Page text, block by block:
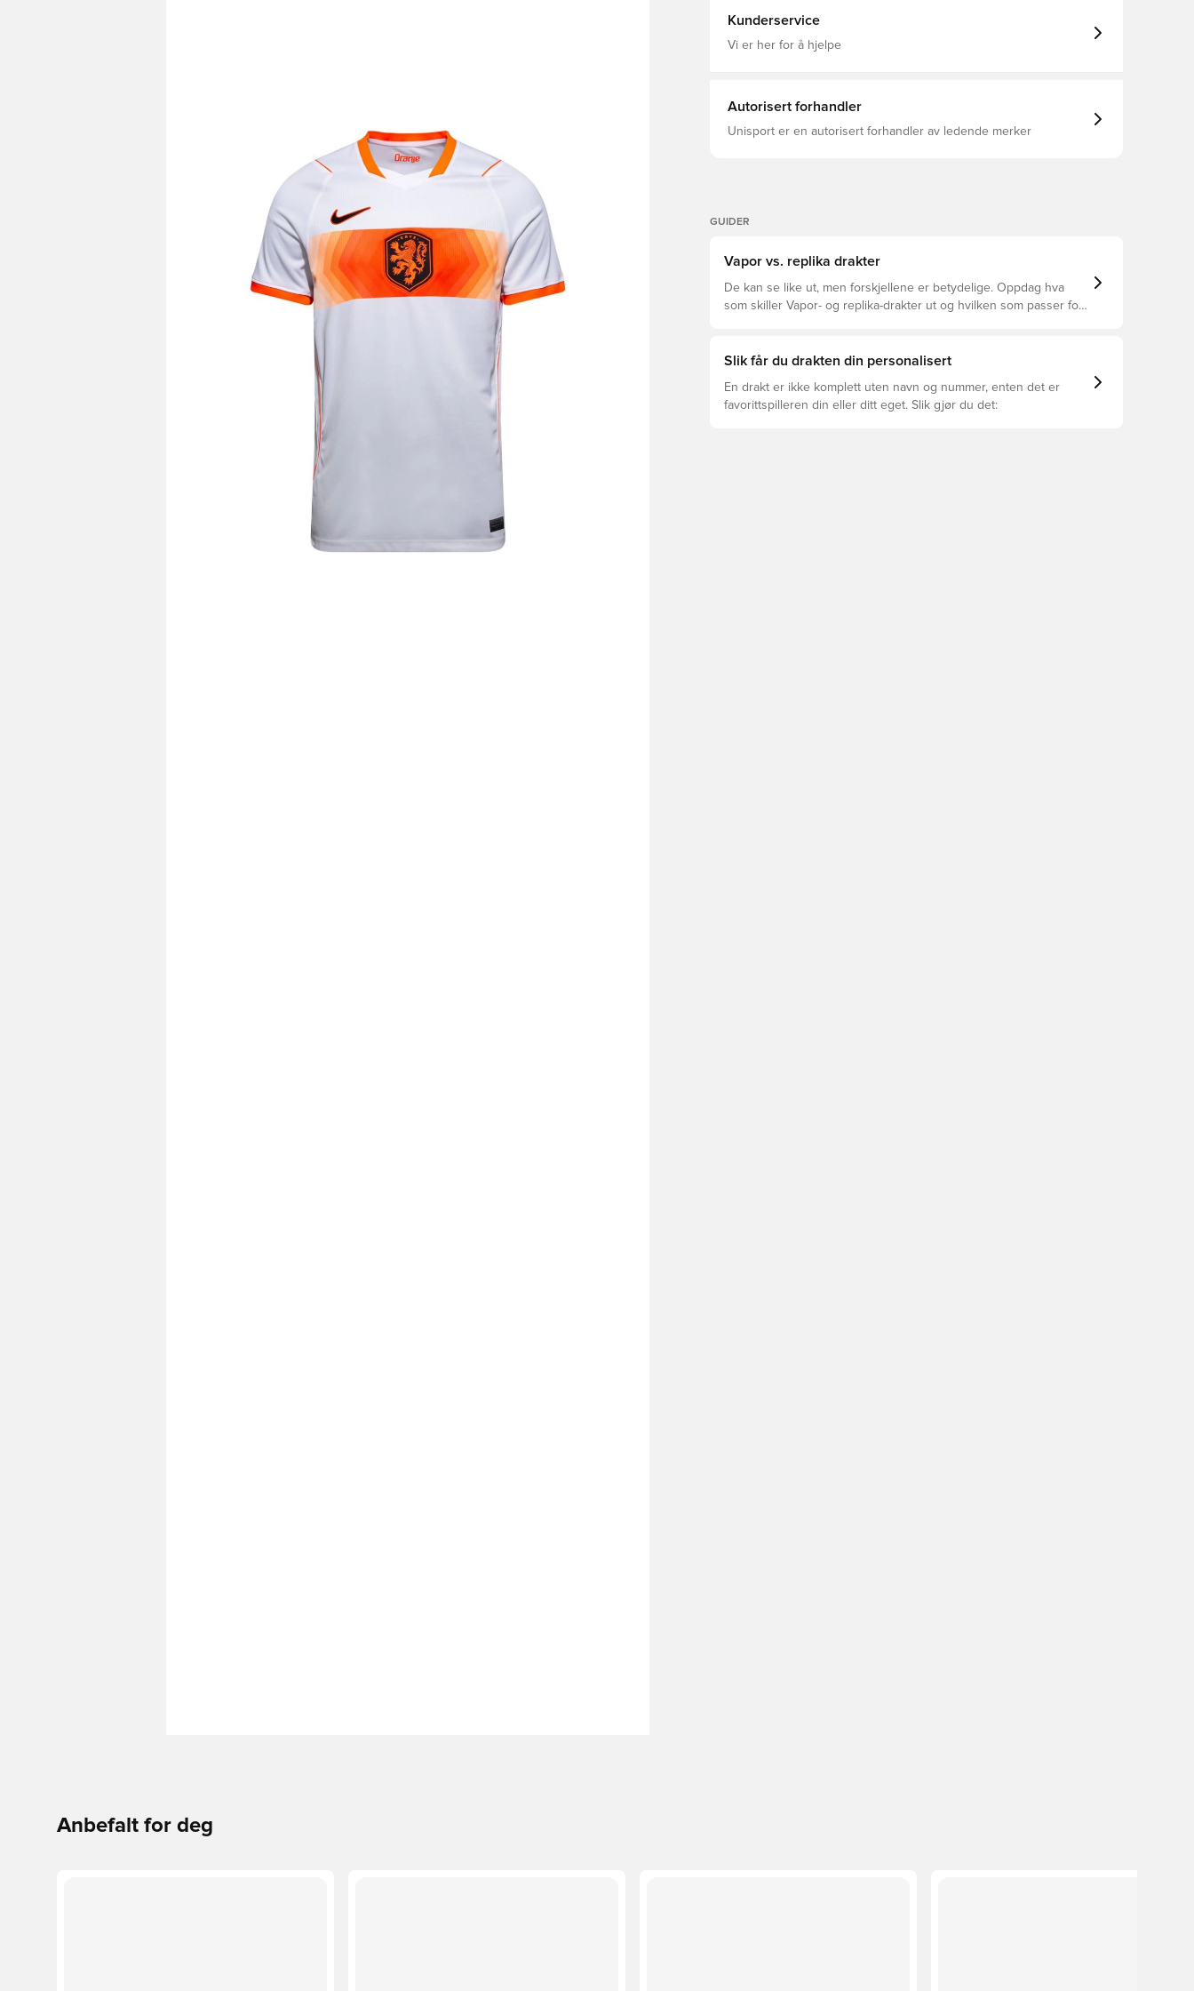
passform Laget av 100% polyester.
Kunderservice
Vi er her for å hjelpe
Autorisert forhandler
Unisport er en autorisert forhandler av ledende merker
GUIDER
Vapor vs. replika drakter
De kan se like ut, men forskjellene er betydelige. Oppdag hva
som skiller Vapor- og replika-drakter ut og hvilken som passer for
Slik får du drakten din personalisert
En drakt er ikke komplett uten navn og nummer, enten det er
favorittspilleren din eller ditt eget. Slik gjør du det:
Anbefalt for deg